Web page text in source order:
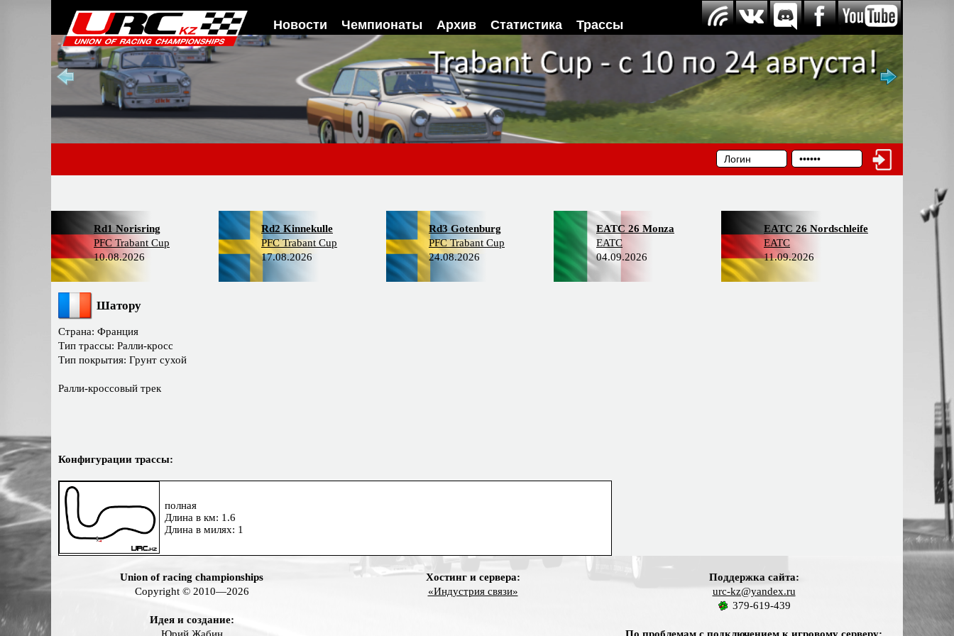
Новости Чемпионаты Архив Статистика Трассы
Rd1 Norisring
PFC Trabant Cup
10.08.2026
Rd2 Kinnekulle
PFC Trabant Cup
17.08.2026
Rd3 Gotenburg
PFC Trabant Cup
24.08.2026
EATC 26 Monza
EATC
04.09.2026
EATC 26 Nordschleife
EATC
11.09.2026
Шатору
Страна: Франция
Тип трассы: Ралли-кросс
Тип покрытия: Грунт сухой
Ралли-кроссовый трек
Конфигурации трассы:
полная
Длина в км: 1.6
Длина в милях: 1
Union of racing championships
Copyright © 2010—2026
Идея и создание:
Хостинг и сервера:
«Индустрия связи»
Поддержка сайта:
urc-kz@yandex.ru
379-619-439